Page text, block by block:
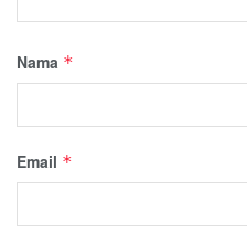
Nama *
Email *